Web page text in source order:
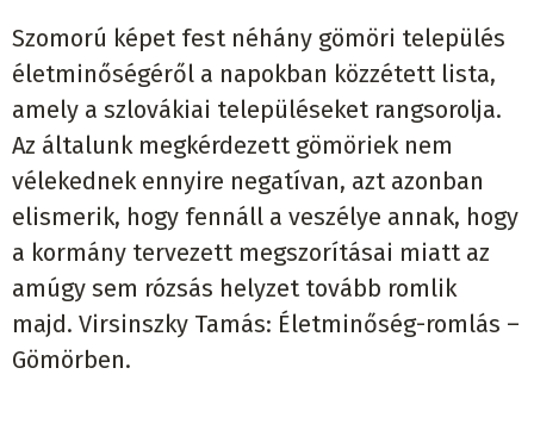
Szomorú képet fest néhány gömöri település
életminőségéről a napokban közzétett lista,
amely a szlovákiai településeket rangsorolja.
Az általunk megkérdezett gömöriek nem
vélekednek ennyire negatívan, azt azonban
elismerik, hogy fennáll a veszélye annak, hogy
a kormány tervezett megszorításai miatt az
amúgy sem rózsás helyzet tovább romlik
majd. Virsinszky Tamás: Életminőség-romlás –
Gömörben.